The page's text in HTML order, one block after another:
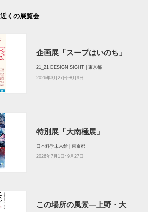
近くの展覧会
企画展「スープはいのち」
21_21 DESIGN SIGHT | 東京都
2026年3月27日~8月9日
特別展「大南極展」
日本科学未来館 | 東京都
2026年7月1日~9月27日
この場所の風景―上野・大